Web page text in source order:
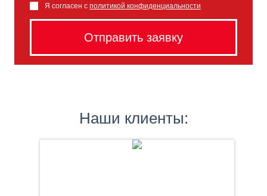
Я согласен с политикой конфиденциальности
Наши клиенты: